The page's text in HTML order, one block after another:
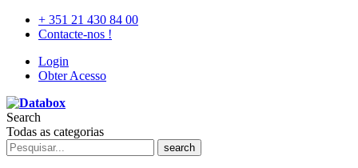
+ 351 21 430 84 00
Contacte-nos !
Login
Obter Acesso
Search
Todas as categorias
search